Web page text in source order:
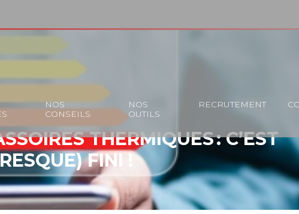
NOS
CONSEILS
NOS
OUTILS
RECRUTEMENT
THERMIQUES : C’EST
FINI !